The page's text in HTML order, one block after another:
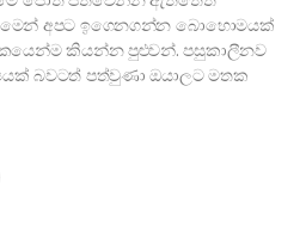
අපට ඉගෙනගන්න බොහොමයක්
කියන්න පුළුවන්. පසුකාලීනව
බවටත් පත්වුණා ඔයාලට මතක